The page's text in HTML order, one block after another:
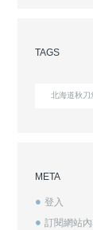
TAGS
北海道秋刀
META
登入
訂閱網站